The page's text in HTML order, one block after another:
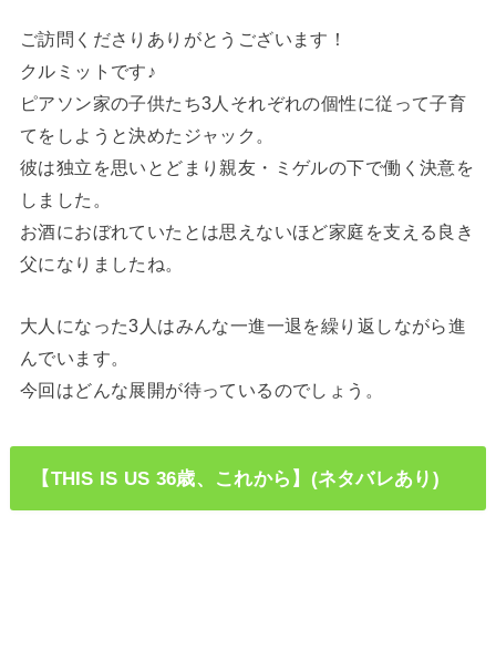
ご訪問くださりありがとうございます！
クルミットです♪
ピアソン家の子供たち3人それぞれの個性に従って子育
てをしようと決めたジャック。
彼は独立を思いとどまり親友・ミゲルの下で働く決意を
しました。
お酒におぼれていたとは思えないほど家庭を支える良き
父になりましたね。
大人になった3人はみんな一進一退を繰り返しながら進
んでいます。
今回はどんな展開が待っているのでしょう。
【THIS IS US 36歳、これから】(ネタバレあり)